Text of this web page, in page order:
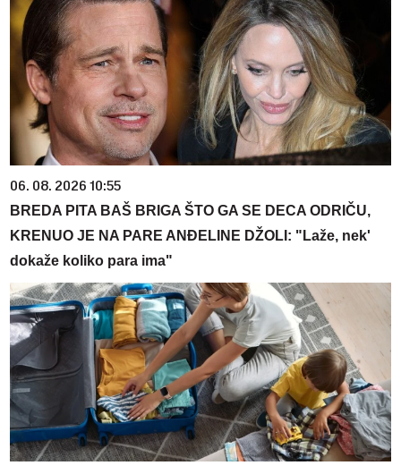
06. 08. 2026 10:55
BREDA PITA BAŠ BRIGA ŠTO GA SE DECA ODRIČU,
KRENUO JE NA PARE ANĐELINE DŽOLI: "Laže, nek'
dokaže koliko para ima"